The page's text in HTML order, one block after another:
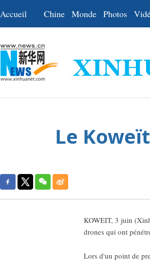
Accueil Chine Monde Photos
Le
KOWEIT, 3 juin
drones qui ont
Lors d'un point de